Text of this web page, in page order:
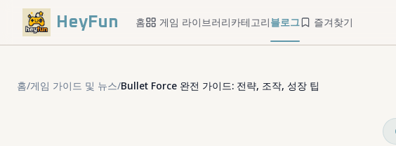
HeyFun 홈 게임 라이브러리카테고리블로그 즐겨찾기
홈/게임 가이드 및 뉴스/Bullet Force 완전 가이드: 전략, 조작, 성장 팁